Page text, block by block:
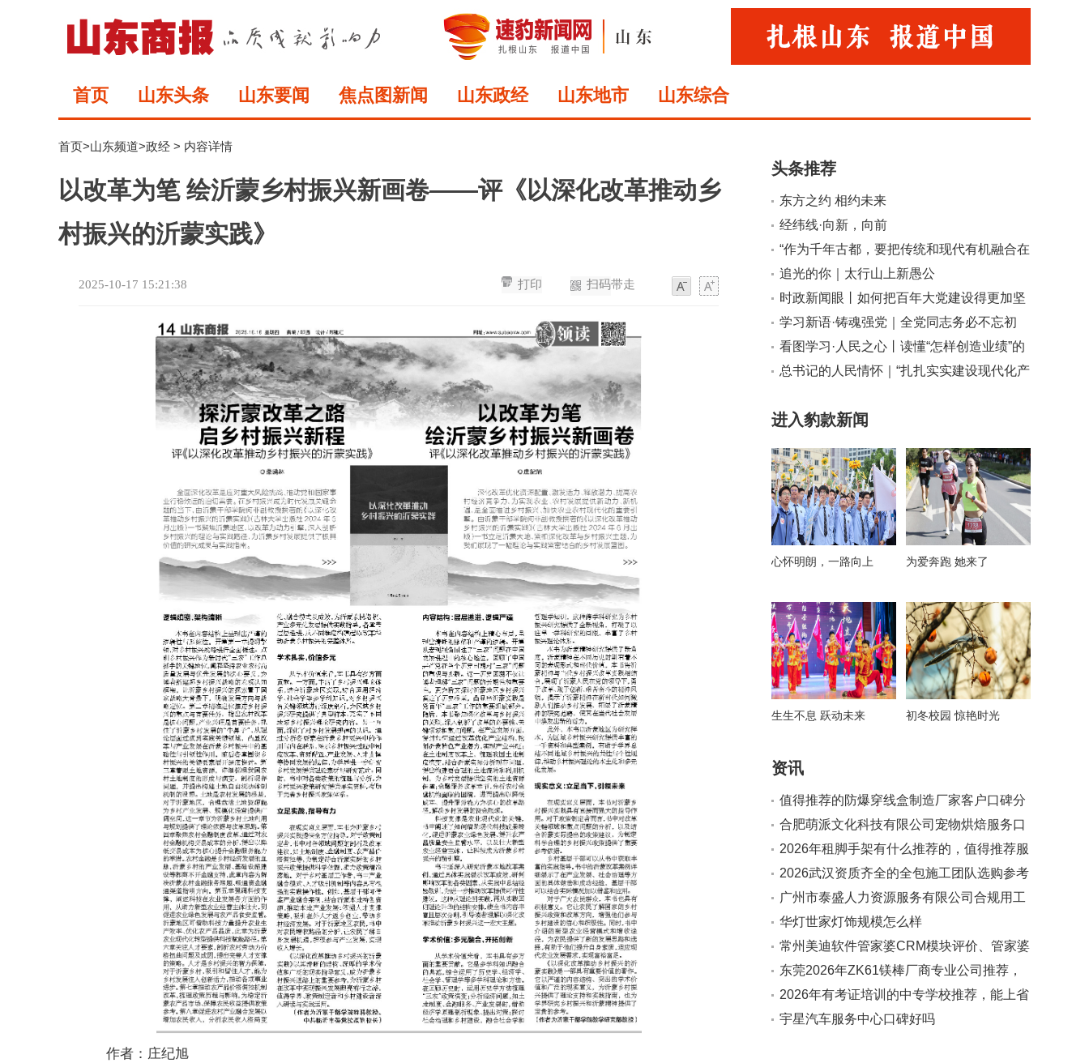
首页 山东头条 山东要闻 焦点图新闻 山东政经 山东地市 山东综合
首页>山东频道>政经 > 内容详情
以改革为笔 绘沂蒙乡村振兴新画卷——评《以深化改革推动乡
村振兴的沂蒙实践》
2025-10-17 15:21:38 扫码带走
打印
作者：庄纪旭
头条推荐
东方之约 相约未来
经纬线·向新，向前
“作为千年古都，要把传统和现代有机融合在
一起”
追光的你｜太行山上新愚公
时政新闻眼丨如何把百年大党建设得更加坚
强有力？总书记这样部署
学习新语·铸魂强党｜全党同志务必不忘初
心、牢记使命
看图学习·人民之心丨读懂“怎样创造业绩”的
实干路径
总书记的人民情怀｜“扎扎实实建设现代化产
进入豹款新闻
心怀明朗，一路向上 为爱奔跑 她来了
生生不息 跃动未来 初冬校园 惊艳时光
资讯
值得推荐的防爆穿线盒制造厂家客户口碑分
享
合肥萌派文化科技有限公司宠物烘焙服务口
碑如何
2026年租脚手架有什么推荐的，值得推荐服
务商实力参考
2026武汉资质齐全的全包施工团队选购参考
汇总
广州市泰盛人力资源服务有限公司合规用工
法规解读服务值得推荐吗
华灯世家灯饰规模怎么样
常州美迪软件管家婆CRM模块评价、管家婆
客户管理软件、管家婆CRM使用反馈对比合
作实力参考
东莞2026年ZK61镁棒厂商专业公司推荐，
广受信赖的源头生产厂家
2026年有考证培训的中专学校推荐，能上省
内高校且分层教学学校口碑分享
宇星汽车服务中心口碑好吗